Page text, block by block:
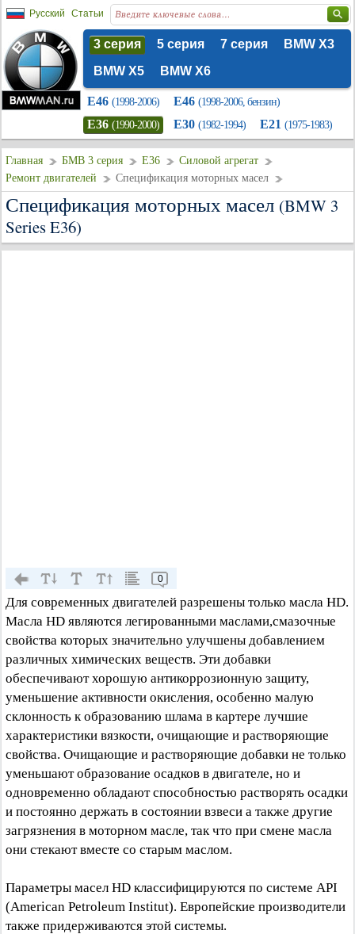
Русский Статьи
3 серия 5 серия 7 серия
BMW X3
BMW X5
BMW X6
E46 (1998-2006) E46 (1998-2006, бензин)
E36 (1990-2000) E30 (1982-1994) E21 (1975-1983)
Главная БМВ 3 серия E36
Силовой агрегат
Ремонт двигателей
Спецификация моторных масел
Спецификация моторных масел (BMW 3
Series E36)
0
Для современных двигателей разрешены только масла HD.
Масла HD являются легированными маслами,смазочные
свойства которых значительно улучшены добавлением
различных химических веществ. Эти добавки
обеспечивают хорошую антикоррозионную защиту,
уменьшение активности окисления, особенно малую
склонность к образованию шлама в картере лучшие
характеристики вязкости, очищающие и растворяющие
свойства. Очищающие и растворяющие добавки не только
уменьшают образование осадков в двигателе, но и
одновременно обладают способностью растворять осадки
и постоянно держать в состоянии взвеси а также другие
загрязнения в моторном масле, так что при смене масла
они стекают вместе со старым маслом.
Параметры масел HD классифицируются по системе API
(American Petroleum Institut). Европейские производители
также придерживаются этой системы.